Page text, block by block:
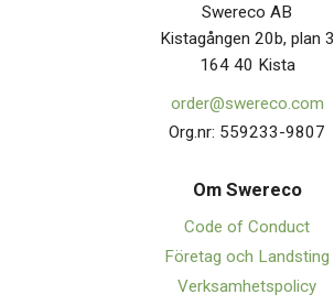
Swereco AB
Kistagången 20b, plan 3
164 40 Kista
order@swereco.com
Org.nr: 559233-9807
Om Swereco
Code of Conduct
Företag och Landsting
Verksamhetspolicy